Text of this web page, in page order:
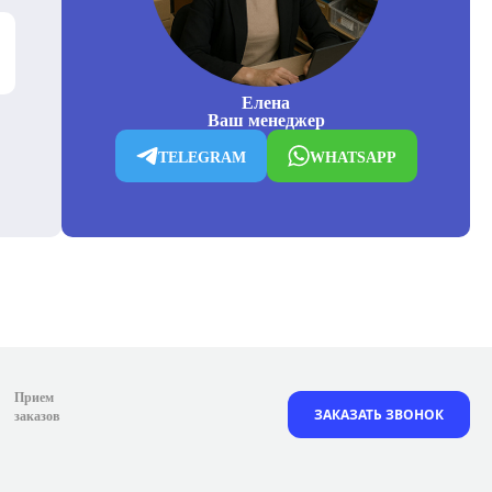
Елена
Ваш менеджер
TELEGRAM WHATSAPP
Прием
заказов
ЗАКАЗАТЬ ЗВОНОК